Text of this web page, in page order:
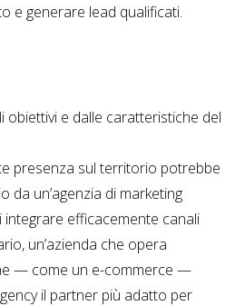
e generare lead qualificati.
obiettivi e dalle caratteristiche del
presenza sul territorio potrebbe
da un’agenzia di marketing
efficacemente canali
un’azienda che opera
— come un e-commerce —
il partner più adatto per